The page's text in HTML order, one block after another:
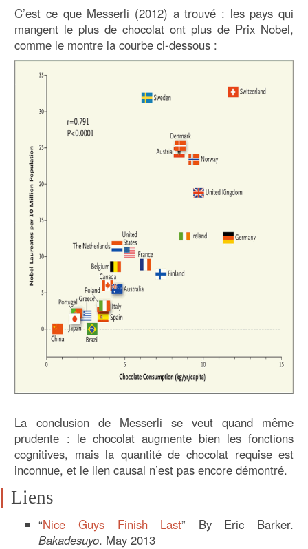
C’est ce que Messerli (2012) a trouvé : les pays qui
mangent le plus de chocolat ont plus de Prix Nobel,
comme le montre la courbe ci-dessous :
La conclusion de Messerli se veut quand même
prudente : le chocolat augmente bien les fonctions
cognitives, mais la quantité de chocolat requise est
inconnue, et le lien causal n’est pas encore démontré.
Liens
“Nice Guys Finish Last” By Eric Barker.
Bakadesuyo. May 2013